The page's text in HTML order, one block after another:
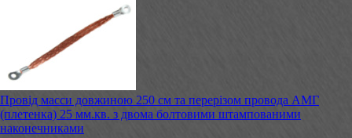
Провід масси довжиною 250 см та перерізом провода АМГ
(плетенка) 25 мм.кв. з двома болтовими штампованими
наконечниками